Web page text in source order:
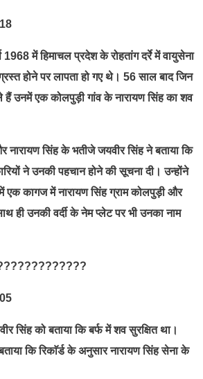
1968 में हिमाचल प्रदेश के रोहतांग दर्रे में वायुसेना
होने पर लापता हो गए थे। 56 साल बाद जिन
उनमें एक कोलपुड़ी गांव के नारायण सिंह का शव
नारायण सिंह के भतीजे जयवीर सिंह ने बताया कि
ने उनकी पहचान होने की सूचना दी। उन्होंने
एक कागज में नारायण सिंह ग्राम कोलपुड़ी और
ही उनकी वर्दी के नेम प्लेट पर भी उनका नाम
सिंह को बताया कि बर्फ में शव सुरक्षित था।
कि रिकाॅर्ड के अनुसार नारायण सिंह सेना के